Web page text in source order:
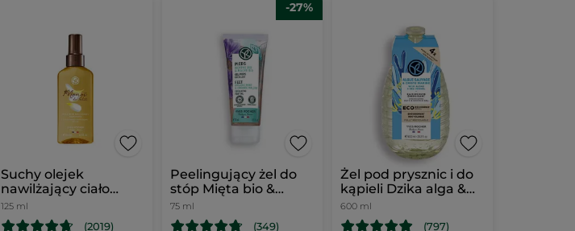
Suchy olejek
nawilżający ciało
Monoi
125 ml
(2019)
-27%
Peelingujący żel do
stóp Mięta bio &
Malwa bio
75 ml
(349)
Żel pod prysznic i do
kąpieli Dzika alga &
Koper morski
uzupełniacz
600 ml
(797)